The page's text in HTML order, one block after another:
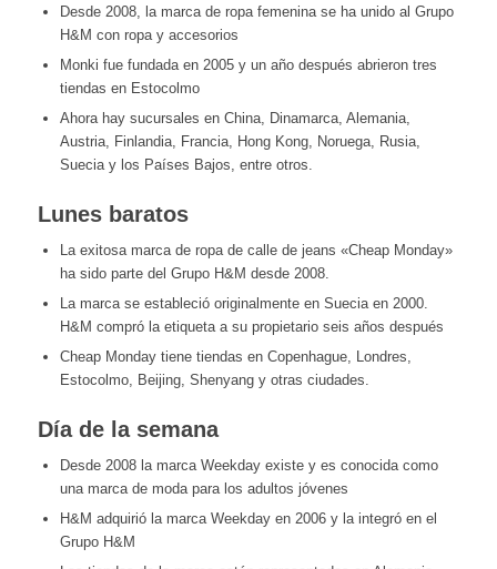
Desde 2008, la marca de ropa femenina se ha unido al Grupo
H&M con ropa y accesorios
Monki fue fundada en 2005 y un año después abrieron tres
tiendas en Estocolmo
Ahora hay sucursales en China, Dinamarca, Alemania,
Austria, Finlandia, Francia, Hong Kong, Noruega, Rusia,
Suecia y los Países Bajos, entre otros.
Lunes baratos
La exitosa marca de ropa de calle de jeans «Cheap Monday»
ha sido parte del Grupo H&M desde 2008.
La marca se estableció originalmente en Suecia en 2000.
H&M compró la etiqueta a su propietario seis años después
Cheap Monday tiene tiendas en Copenhague, Londres,
Estocolmo, Beijing, Shenyang y otras ciudades.
Día de la semana
Desde 2008 la marca Weekday existe y es conocida como
una marca de moda para los adultos jóvenes
H&M adquirió la marca Weekday en 2006 y la integró en el
Grupo H&M